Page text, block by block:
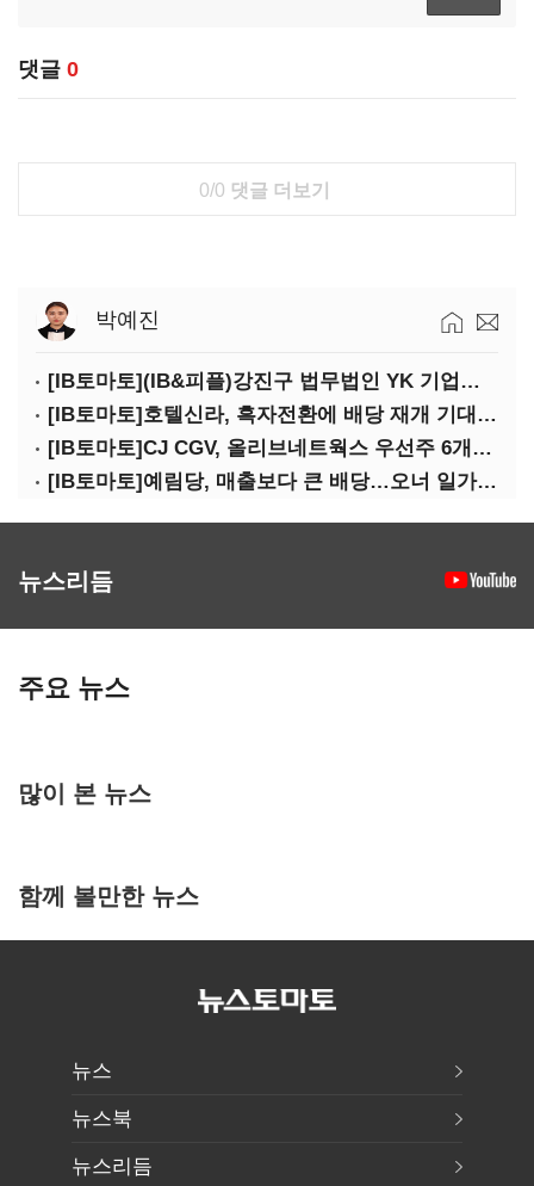
댓글 0
0/0 댓글 더보기
박예진
[IB토마토](IB&피플)강진구 법무법인 YK 기업거버넌스센터 센터장
[IB토마토]호텔신라, 흑자전환에 배당 재개 기대감…삼성생명도 웃을까
[IB토마토]CJ CGV, 올리브네트웍스 우선주 6개월 만에 상환…왜?
[IB토마토]예림당, 매출보다 큰 배당…오너 일가에 절반 간다
뉴스리듬
주요 뉴스
많이 본 뉴스
함께 볼만한 뉴스
뉴스
뉴스북
뉴스리듬